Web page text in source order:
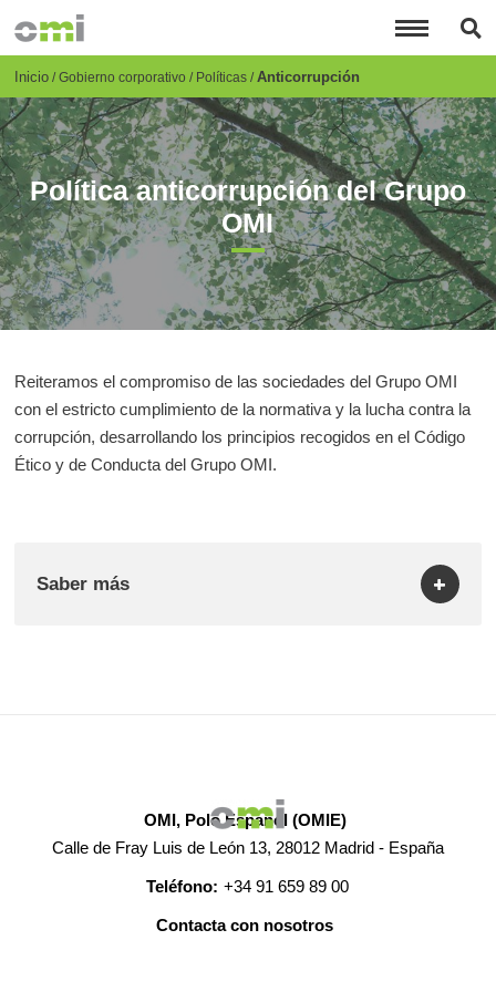
principal
Breadcrumb
Inicio Gobierno corporativo Políticas Anticorrupción
Política anticorrupción del Grupo
OMI
Reiteramos el compromiso de las sociedades del Grupo OMI
con el estricto cumplimiento de la normativa y la lucha contra la
corrupción, desarrollando los principios recogidos en el Código
Ético y de Conducta del Grupo OMI.
Saber más
OMI, Polo Español (OMIE)
Calle de Fray Luis de León 13, 28012 Madrid - España
Teléfono: +34 91 659 89 00
Contacta con nosotros